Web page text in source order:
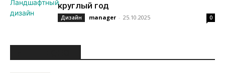
круглый год
Дизайн manager - 25.10.2025 0